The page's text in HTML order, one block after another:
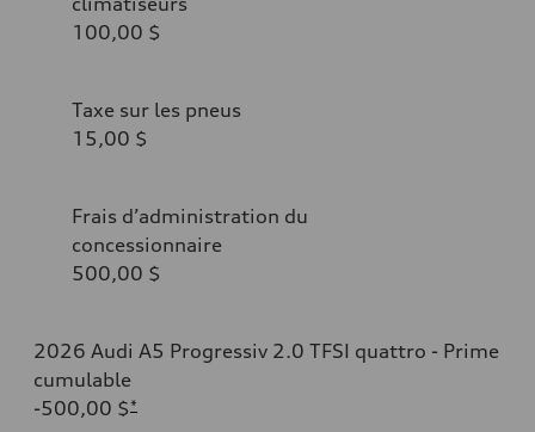
100,00 $
Taxe sur les pneus
15,00 $
Frais d’administration du
concessionnaire
500,00 $
2026 Audi A5 Progressiv 2.0 TFSI quattro - Prime
cumulable
-500,00 $*